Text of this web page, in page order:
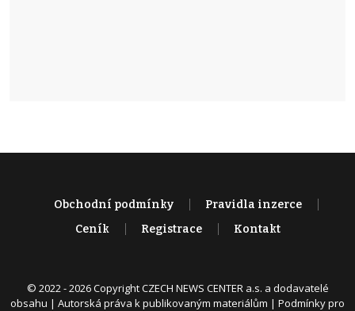
Obchodní podmínky
Pravidla inzerce
Ceník
Registrace Kontakt
© 2022 - 2026 Copyright CZECH NEWS CENTER a.s. a dodavatelé
obsahu | Autorská práva k publikovaným materiálům | Podmínky pro